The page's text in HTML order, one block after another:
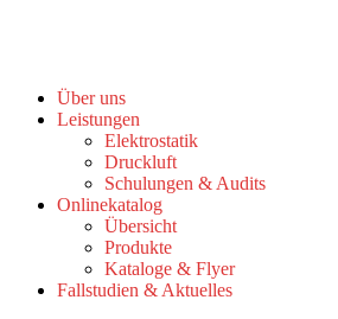
Über uns
Leistungen
Elektrostatik
Druckluft
Schulungen & Audits
Onlinekatalog
Übersicht
Produkte
Kataloge & Flyer
Fallstudien & Aktuelles